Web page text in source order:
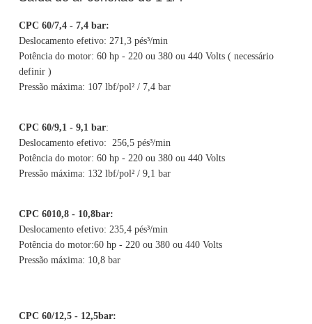
CPC 60/7,4 - 7,4 bar:
Deslocamento efetivo: 271,3 pés³/min
Potência do motor: 60 hp - 220 ou 380 ou 440 Volts ( necessário
definir )
Pressão máxima: 107 lbf/pol² / 7,4 bar
CPC 60/9,1 - 9,1 bar:
Deslocamento efetivo: 256,5 pés³/min
Potência do motor: 60 hp - 220 ou 380 ou 440 Volts
Pressão máxima: 132 lbf/pol² / 9,1 bar
CPC 6010,8 - 10,8bar:
Deslocamento efetivo: 235,4 pés³/min
Potência do motor:60 hp - 220 ou 380 ou 440 Volts
Pressão máxima: 10,8 bar
CPC 60/12,5 - 12,5bar: